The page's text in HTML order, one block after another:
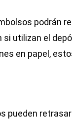
podrán
si utilizan el
en papel,
pueden